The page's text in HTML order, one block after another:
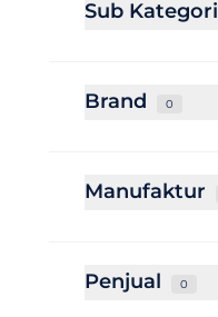
Sub Kategori
Brand 0
Manufaktur
Penjual 0